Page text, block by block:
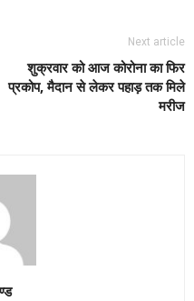
Next article
शुक्रवार को आज कोरोना का फिर
प्रकोप, मैदान से लेकर पहाड़ तक मिले
मरीज